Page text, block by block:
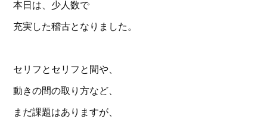
本日は、少人数で
充実した稽古となりました。
セリフとセリフと間や、
動きの間の取り方など、
まだ課題はありますが、